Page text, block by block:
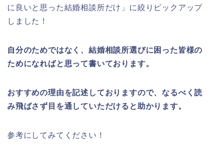
に良いと思った結婚相談所だけ」に絞りピックアップ
しました！
自分のためではなく、結婚相談所選びに困った皆様の
ためになればと思って書いております。
おすすめの理由を記述しておりますので、なるべく読
み飛ばさず目を通していただけると助かります。
参考にしてみてください！